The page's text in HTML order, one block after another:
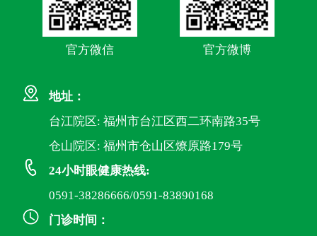
官方微信 官方微博
地址：
台江院区: 福州市台江区西二环南路35号
仓山院区: 福州市仓山区燎原路179号
24小时眼健康热线:
0591-38286666/0591-83890168
门诊时间：